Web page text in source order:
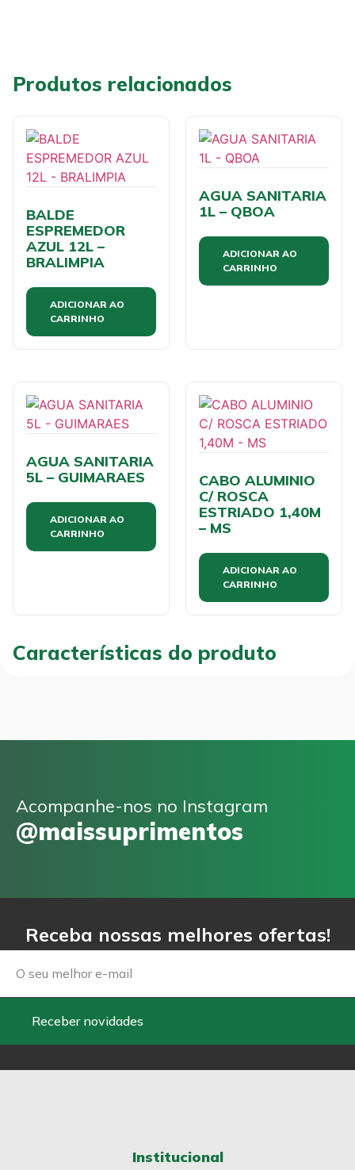
Produtos relacionados
BALDE
ESPREMEDOR
AZUL 12L –
BRALIMPIA
ADICIONAR AO
CARRINHO
AGUA SANITARIA
1L – QBOA
ADICIONAR AO
CARRINHO
AGUA SANITARIA
5L – GUIMARAES
ADICIONAR AO
CARRINHO
CABO ALUMINIO
C/ ROSCA
ESTRIADO 1,40M
– MS
ADICIONAR AO
CARRINHO
Características do produto
Acompanhe-nos no Instagram
@maissuprimentos
Receba nossas melhores ofertas!
Email
Receber novidades
Institucional